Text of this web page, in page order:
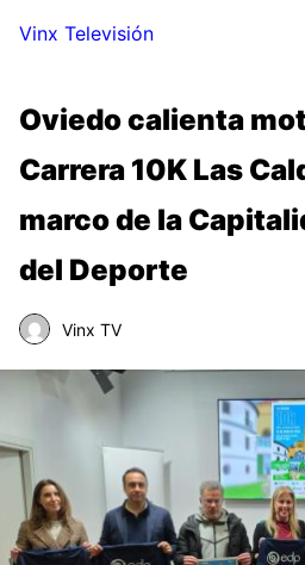
Vinx Televisión
Oviedo calienta
Carrera 10K Las
marco de la
del Deporte
Vinx TV